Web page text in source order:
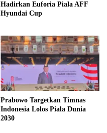
Hadirkan Euforia Piala AFF
Hyundai Cup
Prabowo Targetkan Timnas
Indonesia Lolos Piala Dunia
2030